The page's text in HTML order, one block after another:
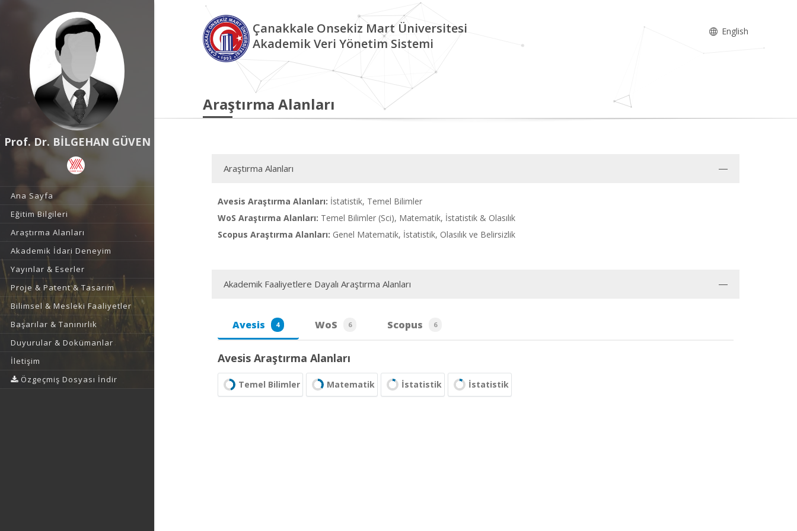
Prof. Dr. BİLGEHAN GÜVEN
Ana Sayfa
Eğitim Bilgileri
Araştırma Alanları
Akademik İdari Deneyim
Yayınlar & Eserler
Proje & Patent & Tasarım
Bilimsel & Mesleki Faaliyetler
Başarılar & Tanınırlık
Duyurular & Dokümanlar
İletişim
Özgeçmiş Dosyası İndir
Çanakkale Onsekiz Mart Üniversitesi
Akademik Veri Yönetim Sistemi
English
Araştırma Alanları
Araştırma Alanları
Avesis Araştırma Alanları: İstatistik, Temel Bilimler
WoS Araştırma Alanları: Temel Bilimler (Sci), Matematik, İstatistik & Olasılık
Scopus Araştırma Alanları: Genel Matematik, İstatistik, Olasılık ve Belirsizlik
Akademik Faaliyetlere Dayalı Araştırma Alanları
Avesis 4 WoS 6 Scopus 6
Avesis Araştırma Alanları
Temel Bilimler Matematik İstatistik İstatistik